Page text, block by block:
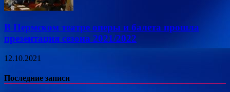
В Пермском театре оперы и балета прошла
презентация сезона 2021/2022
12.10.2021
Последние записи